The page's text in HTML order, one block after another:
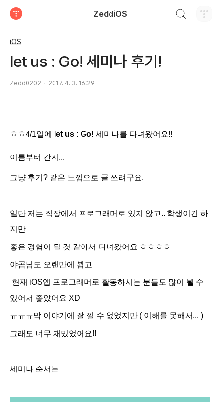
ZeddiOS
iOS
let us : Go! 세미나 후기!
Zedd0202 2017. 4. 3. 16:29
ㅎㅎ4/1일에 let us : Go! 세미나를 다녀왔어요!!
이름부터 간지...
그냥 후기? 같은 느낌으로 글 쓰려구요.
일단 저는 직장에서 프로그래머로 있지 않고.. 학생이긴 하
지만
좋은 경험이 될 것 같아서 다녀왔어요 ㅎㅎㅎㅎ
야곰님도 오랜만에 뵙고
현재 iOS앱 프로그래머로 활동하시는 분들도 많이 뵐 수
있어서 좋았어요 XD
ㅠㅠㅠ막 이야기에 잘 낄 수 없었지만 ( 이해를 못해서... )
그래도 너무 재밌었어요!!
세미나 순서는